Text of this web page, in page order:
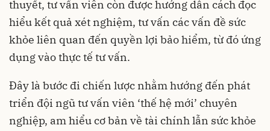
thuyết, tư vấn viên còn được hướng dẫn cách đọc
hiểu kết quả xét nghiệm, tư vấn các vấn đề sức
khỏe liên quan đến quyền lợi bảo hiểm, từ đó ứng
dụng vào thực tế tư vấn.
Đây là bước đi chiến lược nhằm hướng đến phát
triển đội ngũ tư vấn viên ‘thế hệ mới’ chuyên
nghiệp, am hiểu cơ bản về tài chính lẫn sức khỏe